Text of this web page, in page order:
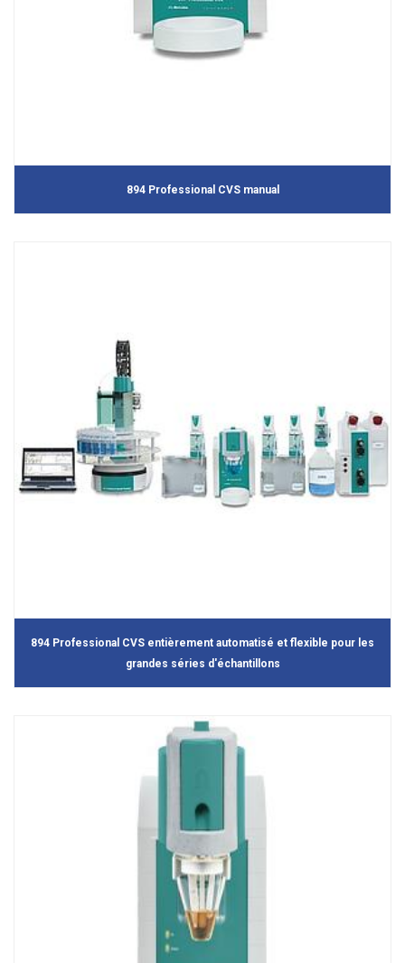
894 Professional CVS manual
894 Professional CVS entièrement automatisé et flexible pour les
grandes séries d'échantillons